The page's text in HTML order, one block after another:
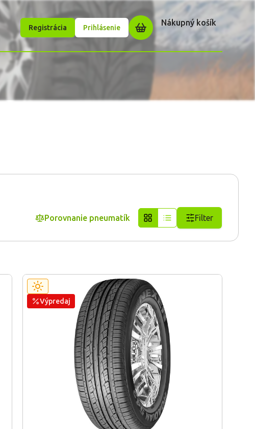
Registrácia
Prihlásenie
Nákupný košík
Porovnanie pneumatík Filter
Výpredaj